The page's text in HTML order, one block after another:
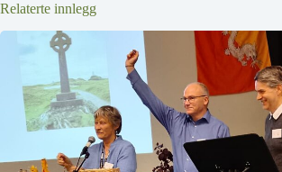
Relaterte innlegg